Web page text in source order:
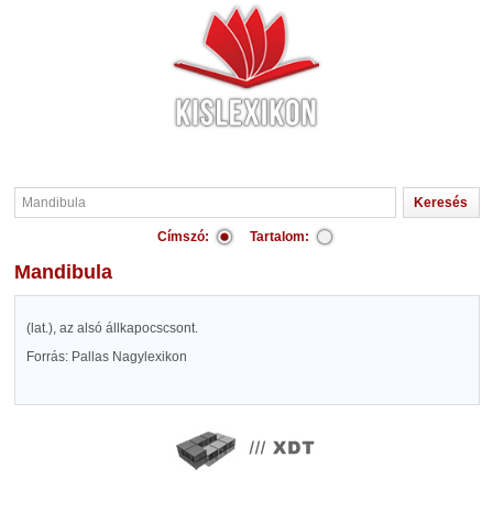
Címszó: Tartalom:
Mandibula
(lat.), az alsó állkapocscsont.
Forrás: Pallas Nagylexikon